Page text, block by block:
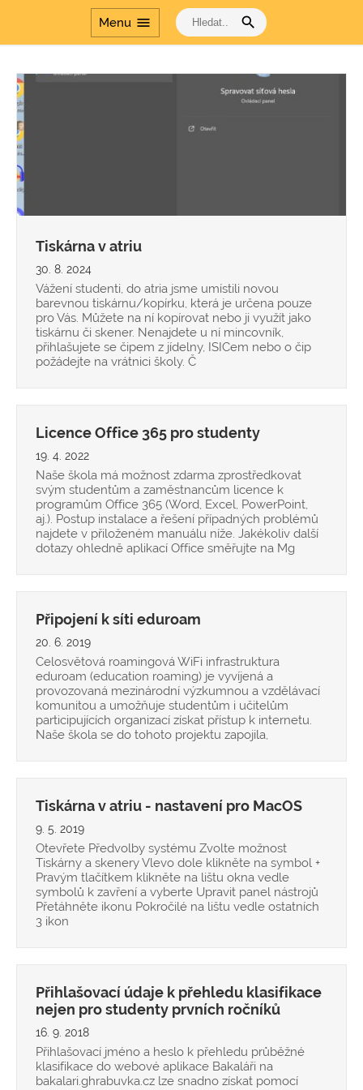
Menu menu search
Tiskárna v atriu
30. 8. 2024
Vážení studenti, do atria jsme umístili novou
barevnou tiskárnu/kopírku, která je určena pouze
pro Vás. Můžete na ní kopírovat nebo ji využít jako
tiskárnu či skener. Nenajdete u ní mincovník,
přihlašujete se čipem z jídelny, ISICem nebo o čip
požádejte na vrátnici školy. Č
Licence Office 365 pro studenty
19. 4. 2022
Naše škola má možnost zdarma zprostředkovat
svým studentům a zaměstnancům licence k
programům Office 365 (Word, Excel, PowerPoint,
aj.). Postup instalace a řešení případných problémů
najdete v přiloženém manuálu níže. Jakékoliv další
dotazy ohledně aplikací Office směřujte na Mg
Připojení k síti eduroam
20. 6. 2019
Celosvětová roamingová WiFi infrastruktura
eduroam (education roaming) je vyvíjená a
provozovaná mezinárodní výzkumnou a vzdělávací
komunitou a umožňuje studentům i učitelům
participujících organizací získat přístup k internetu.
Naše škola se do tohoto projektu zapojila,
Tiskárna v atriu - nastavení pro MacOS
9. 5. 2019
Otevřete Předvolby systému Zvolte možnost
Tiskárny a skenery Vlevo dole klikněte na symbol +
Pravým tlačítkem klikněte na lištu okna vedle
symbolů k zavření a vyberte Upravit panel nástrojů
Přetáhněte ikonu Pokročilé na lištu vedle ostatních
3 ikon
Přihlašovací údaje k přehledu klasifikace
nejen pro studenty prvních ročníků
16. 9. 2018
Přihlašovací jméno a heslo k přehledu průběžné
klasifikace do webové aplikace Bakaláři na
bakalari.ghrabuvka.cz lze snadno získat pomocí